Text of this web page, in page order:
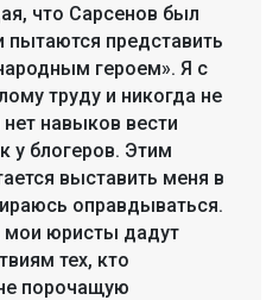
что Сарсенов был
пытаются представить
героем». Я с
труду и никогда не
навыков вести
у блогеров. Этим
выставить меня в
оправдываться.
мои юристы дадут
тех, кто
порочащую